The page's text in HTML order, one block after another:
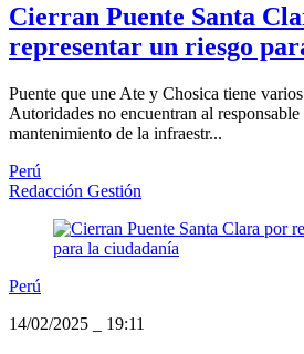
Cierran Puente Santa
representar un riesgo
Puente que une Ate y Chosica tiene
Autoridades no encuentran al
mantenimiento de la infraestr...
Perú
Redacción Gestión
Perú
14/02/2025
19:11